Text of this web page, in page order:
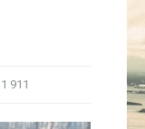
Azərbaycan
1 911